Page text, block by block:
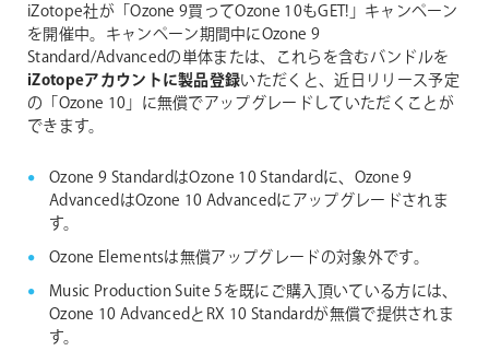
iZotope社が「Ozone 9買ってOzone 10もGET!」キャンペーン
を開催中。キャンペーン期間中にOzone 9
Standard/Advancedの単体または、これらを含むバンドルを
iZotopeアカウントに製品登録いただくと、近日リリース予定
の「Ozone 10」に無償でアップグレードしていただくことが
できます。
Ozone 9 StandardはOzone 10 Standardに、Ozone 9
AdvancedはOzone 10 Advancedにアップグレードされま
す。
Ozone Elementsは無償アップグレードの対象外です。
Music Production Suite 5を既にご購入頂いている方には、
Ozone 10 AdvancedとRX 10 Standardが無償で提供されま
す。